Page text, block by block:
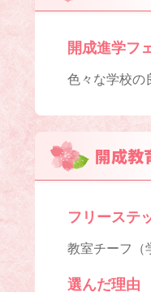
開成進学フ
色々な学校の
開成教
フリーステ
教室チーフ（
選んだ理由